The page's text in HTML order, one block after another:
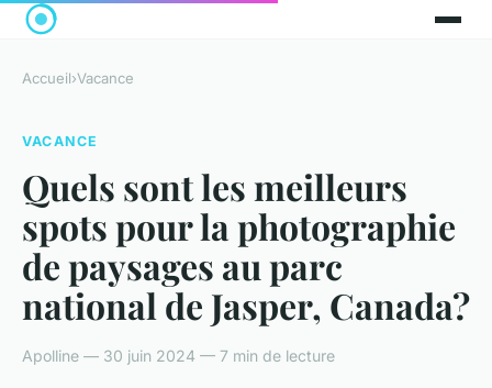
Accueil›Vacance
VACANCE
Quels sont les meilleurs
spots pour la photographie
de paysages au parc
national de Jasper, Canada?
Apolline — 30 juin 2024 — 7 min de lecture